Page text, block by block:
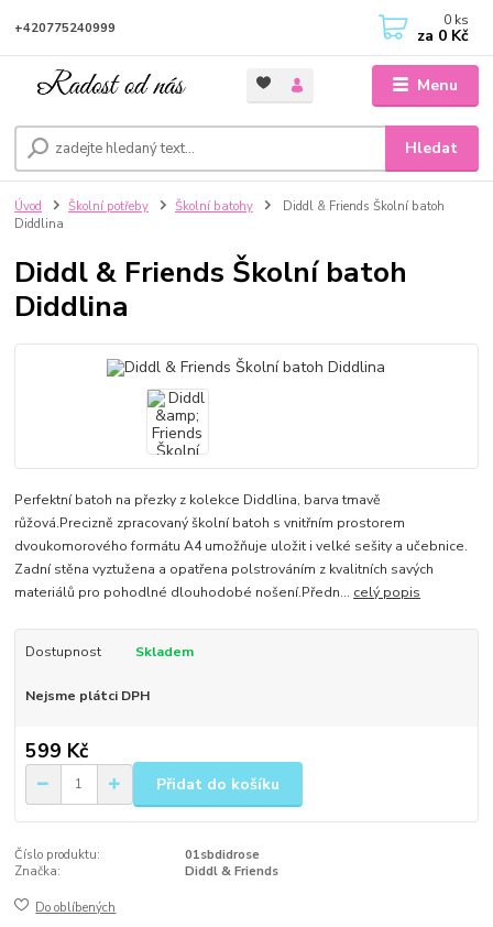
Menu
Hledat
+420775240999 0 ks
za 0 Kč
Úvod Školní potřeby Školní batohy
Diddl & Friends Školní batoh
Diddlina
Diddl & Friends Školní batoh
Diddlina
Perfektní batoh na přezky z kolekce Diddlina, barva tmavě
růžová.Precizně zpracovaný školní batoh s vnitřním prostorem
dvoukomorového formátu A4 umožňuje uložit i velké sešity a učebnice.
Zadní stěna vyztužena a opatřena polstrováním z kvalitních savých
materiálů pro pohodlné dlouhodobé nošení.Předn... celý popis
Dostupnost Skladem
Nejsme plátci DPH
599 Kč
Přidat do košíku
Číslo produktu:
01sbdidrose
Značka:
Diddl & Friends
Do oblíbených